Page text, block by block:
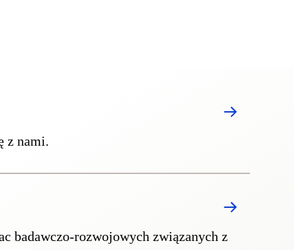
z nami.
badawczo-rozwojowych związanych z